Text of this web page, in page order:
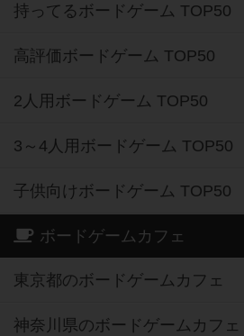
持ってるボードゲーム TOP50
高評価ボードゲーム TOP50
2人用ボードゲーム TOP50
3～4人用ボードゲーム TOP50
子供向けボードゲーム TOP50
ボードゲームカフェ
東京都のボードゲームカフェ
神奈川県のボードゲームカフェ